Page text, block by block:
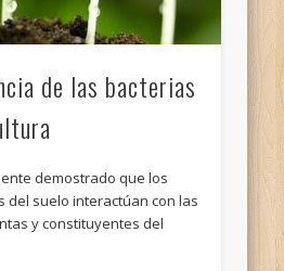
de las bacterias
demostrado que los
del suelo interactúan con las
y constituyentes del